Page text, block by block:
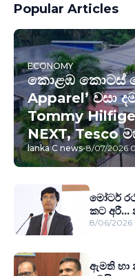
Popular Articles
ECONOMY
කොළඹ කොටස්
Apparel’ වසා
Tommy
NEXT, Tesco
lanka C news-8/07/2026
මෝටර්
කට
8/06/2026
ඇමති හා